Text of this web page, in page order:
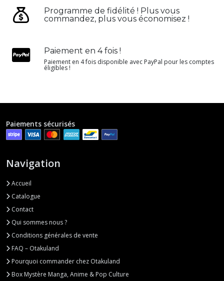
Programme de fidélité ! Plus vous
commandez, plus vous économisez !
Paiement en 4 fois !
Paiement en 4 fois disponible avec PayPal pour les comptes
éligibles !
Paiements sécurisés
Navigation
Accueil
Catalogue
Contact
Qui sommes nous ?
Conditions générales de vente
FAQ – Otakuland
Pourquoi commander chez Otakuland
Box Mystère Manga, Anime & Pop Culture